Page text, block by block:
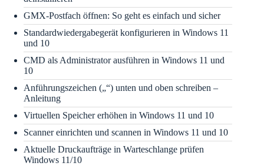
GMX-Postfach öffnen: So geht es einfach und sicher
Standardwiedergabegerät konfigurieren in Windows 11
und 10
CMD als Administrator ausführen in Windows 11 und
10
Anführungszeichen („“) unten und oben schreiben –
Anleitung
Virtuellen Speicher erhöhen in Windows 11 und 10
Scanner einrichten und scannen in Windows 11 und 10
Aktuelle Druckaufträge in Warteschlange prüfen
Windows 11/10